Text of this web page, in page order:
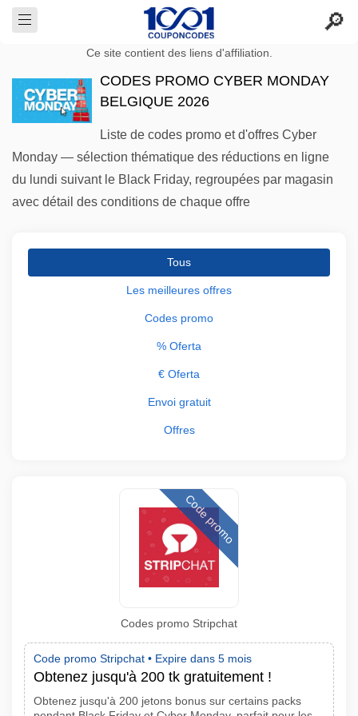
Ce site contient des liens d'affiliation.
CODES PROMO CYBER MONDAY
BELGIQUE 2026
Liste de codes promo et d'offres Cyber
Monday — sélection thématique des réductions en ligne
du lundi suivant le Black Friday, regroupées par magasin
avec détail des conditions de chaque offre
Tous
Les meilleures offres
Codes promo
% Oferta
€ Oferta
Envoi gratuit
Offres
Code promo
Codes promo Stripchat
Code promo Stripchat • Expire dans 5 mois
Obtenez jusqu'à 200 tk gratuitement !
Obtenez jusqu'à 200 jetons bonus sur certains packs